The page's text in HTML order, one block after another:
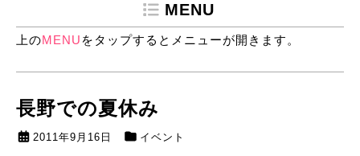
MENU
上のMENU をタップするとメニューが開きます。
長野での夏休み
2011年9月16日 イベント